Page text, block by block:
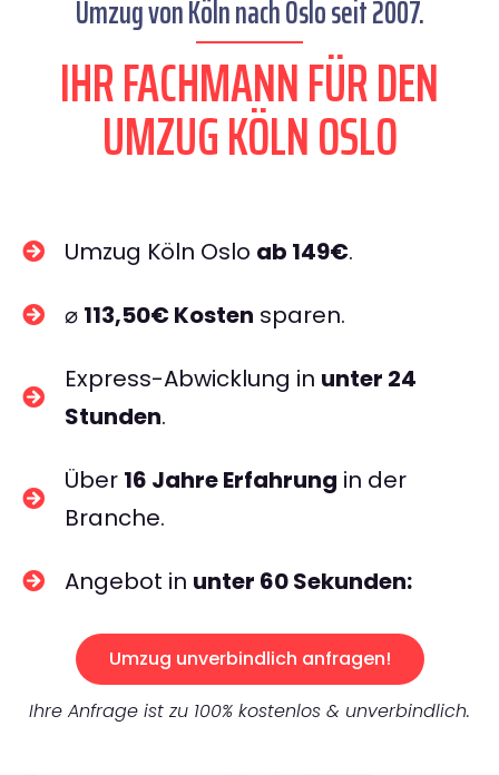
Umzug von Köln nach Oslo seit 2007.
IHR FACHMANN FÜR DEN
UMZUG KÖLN OSLO
Umzug Köln Oslo ab 149€.
⌀ 113,50€ Kosten sparen.
Express-Abwicklung in unter 24
Stunden.
Über 16 Jahre Erfahrung in der
Branche.
Angebot in unter 60 Sekunden:
Umzug unverbindlich anfragen!
Ihre Anfrage ist zu 100% kostenlos & unverbindlich.